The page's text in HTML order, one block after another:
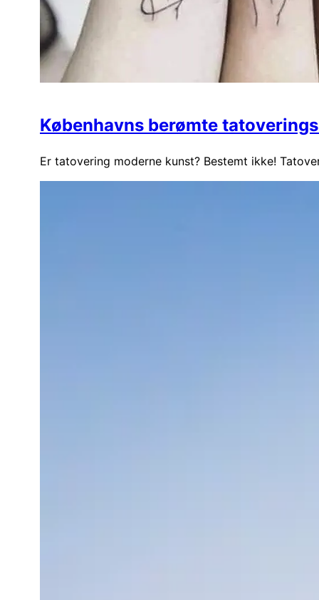
Københavns berømte
Er tatovering moderne kunst? Bestemt ikke!